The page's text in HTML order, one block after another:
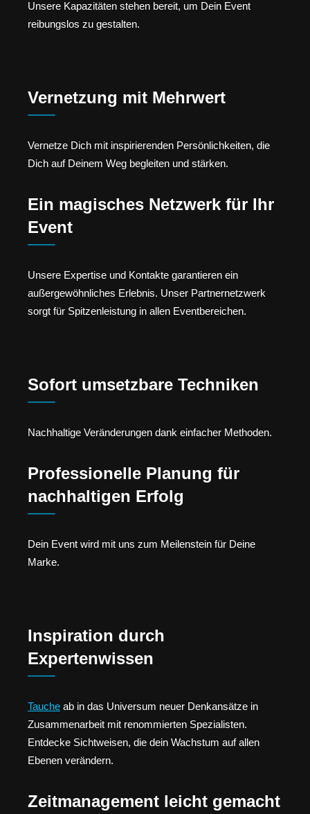
Unsere Kapazitäten stehen bereit, um Dein Event
reibungslos zu gestalten.
Vernetzung mit Mehrwert
Vernetze Dich mit inspirierenden Persönlichkeiten, die
Dich auf Deinem Weg begleiten und stärken.
Ein magisches Netzwerk für Ihr
Event
Unsere Expertise und Kontakte garantieren ein
außergewöhnliches Erlebnis. Unser Partnernetzwerk
sorgt für Spitzenleistung in allen Eventbereichen.
Sofort umsetzbare Techniken
Nachhaltige Veränderungen dank einfacher Methoden.
Professionelle Planung für
nachhaltigen Erfolg
Dein Event wird mit uns zum Meilenstein für Deine
Marke.
Inspiration durch
Expertenwissen
Tauche ab in das Universum neuer Denkansätze in
Zusammenarbeit mit renommierten Spezialisten.
Entdecke Sichtweisen, die dein Wachstum auf allen
Ebenen verändern.
Zeitmanagement leicht gemacht